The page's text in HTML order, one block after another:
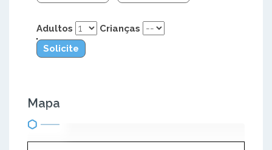
Adultos
Crianças
Solicite
Mapa